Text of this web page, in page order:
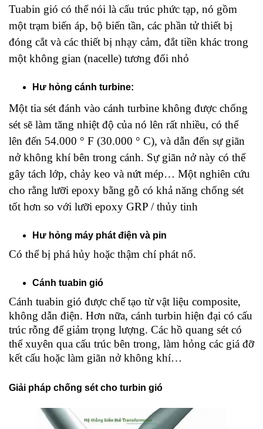
Tuabin gió có thể nói là cấu trúc phức tạp, nó gồm
một trạm biến áp, bộ biến tần, các phần tử thiết bị
đóng cắt và các thiết bị nhạy cảm, đắt tiền khác trong
một không gian (nacelle) tương đối nhỏ
Hư hỏng cánh turbine:
Một tia sét đánh vào cánh turbine không được chống
sét sẽ làm tăng nhiệt độ của nó lên rất nhiều, có thể
lên đến 54.000 ° F (30.000 ° C), và dẫn đến sự giãn
nở không khí bên trong cánh. Sự giãn nở này có thể
gây tách lớp, chảy keo và nứt mép… Một nghiên cứu
cho rằng lưỡi epoxy bằng gỗ có khả năng chống sét
tốt hơn so với lưỡi epoxy GRP / thủy tinh
Hư hỏng máy phát điện và pin
Có thể bị phá hủy hoặc thậm chí phát nổ.
Cánh tuabin gió
Cánh tuabin gió được chế tạo từ vật liệu composite,
không dẫn điện. Hơn nữa, cánh turbin hiện đại có cấu
trúc rỗng để giảm trọng lượng. Các hồ quang sét có
thể xuyên qua cấu trúc bên trong, làm hỏng các giá đỡ
kết cấu hoặc làm giãn nở không khí…
Giải pháp chống sét cho turbin gió